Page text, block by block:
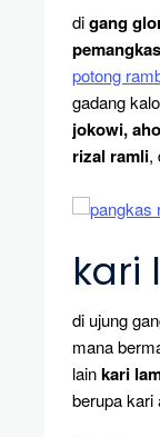
digang
potong
gadang
jokowi,
rizal ramli,
kari
di ujung
mana
lainkari
berupa kari